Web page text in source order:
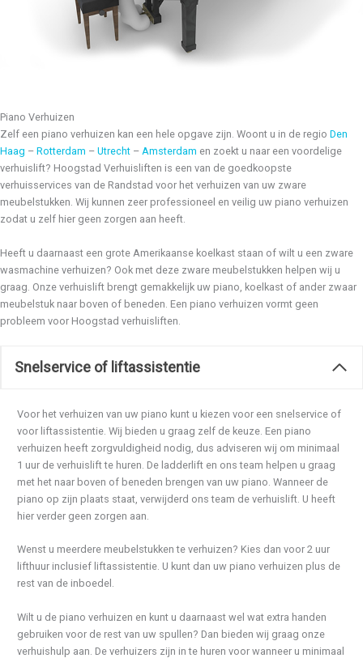
Piano Verhuizen
Zelf een piano verhuizen kan een hele opgave zijn. Woont u in de regio Den
Haag – Rotterdam – Utrecht – Amsterdam en zoekt u naar een voordelige
verhuislift? Hoogstad Verhuisliften is een van de goedkoopste
verhuisservices van de Randstad voor het verhuizen van uw zware
meubelstukken. Wij kunnen zeer professioneel en veilig uw piano verhuizen
zodat u zelf hier geen zorgen aan heeft.
Heeft u daarnaast een grote Amerikaanse koelkast staan of wilt u een zware
wasmachine verhuizen? Ook met deze zware meubelstukken helpen wij u
graag. Onze verhuislift brengt gemakkelijk uw piano, koelkast of ander zwaar
meubelstuk naar boven of beneden. Een piano verhuizen vormt geen
probleem voor Hoogstad verhuisliften.
Snelservice of liftassistentie
Voor het verhuizen van uw piano kunt u kiezen voor een snelservice of
voor liftassistentie. Wij bieden u graag zelf de keuze. Een piano
verhuizen heeft zorgvuldigheid nodig, dus adviseren wij om minimaal
1 uur de verhuislift te huren. De ladderlift en ons team helpen u graag
met het naar boven of beneden brengen van uw piano. Wanneer de
piano op zijn plaats staat, verwijderd ons team de verhuislift. U heeft
hier verder geen zorgen aan.
Wenst u meerdere meubelstukken te verhuizen? Kies dan voor 2 uur
lifthuur inclusief liftassistentie. U kunt dan uw piano verhuizen plus de
rest van de inboedel.
Wilt u de piano verhuizen en kunt u daarnaast wel wat extra handen
gebruiken voor de rest van uw spullen? Dan bieden wij graag onze
verhuishulp aan. De verhuizers zijn in te huren voor wanneer u minimaal